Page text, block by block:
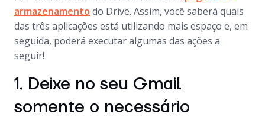
armazenamento do Drive. Assim, você saberá quais
das três aplicações está utilizando mais espaço e, em
seguida, poderá executar algumas das ações a
seguir!
1. Deixe no seu Gmail
somente o necessário